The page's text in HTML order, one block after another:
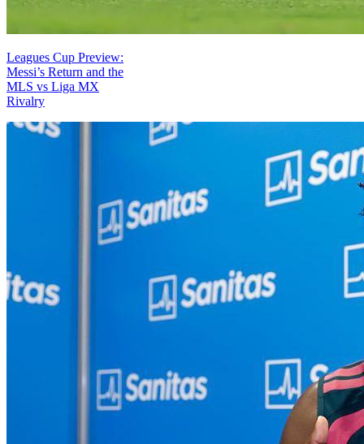
Leagues Cup Preview:
Messi’s Return and the
MLS vs Liga MX
Rivalry